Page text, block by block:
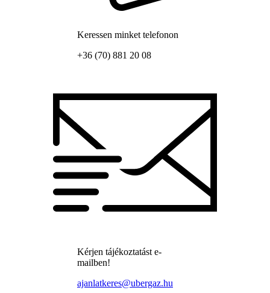
Keressen minket telefonon
+36 (70) 881 20 08
Kérjen tájékoztatást e-
mailben!
ajanlatkeres@ubergaz.hu